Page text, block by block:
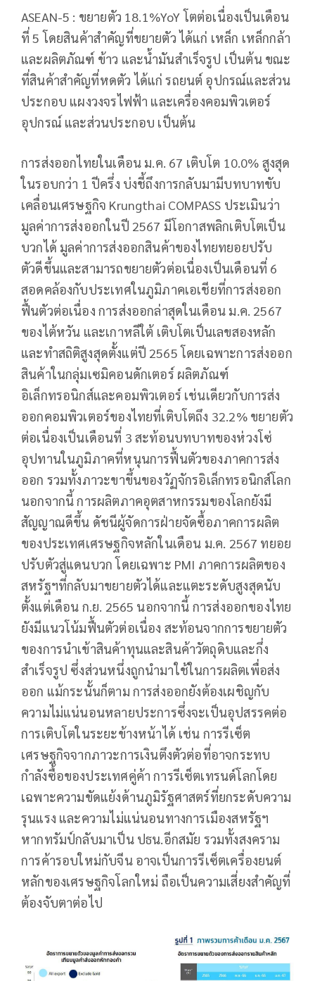
ASEAN-5 : ขยายตัว 18.1%YoY โตต่อเนื่องเป็นเดือน
ที่ 5 โดยสินค้าสำคัญที่ขยายตัว ได้แก่ เหล็ก เหล็กกล้า
และผลิตภัณฑ์ ข้าว และน้ำมันสำเร็จรูป เป็นต้น ขณะ
ที่สินค้าสำคัญที่หดตัว ได้แก่ รถยนต์ อุปกรณ์และส่วน
ประกอบ แผงวงจรไฟฟ้า และเครื่องคอมพิวเตอร์
อุปกรณ์ และส่วนประกอบ เป็นต้น
การส่งออกไทยในเดือน ม.ค. 67 เติบโต 10.0% สูงสุด
ในรอบกว่า 1 ปีครึ่ง บ่งชี้ถึงการกลับมามีบทบาทขับ
เคลื่อนเศรษฐกิจ Krungthai COMPASS ประเมินว่า
มูลค่าการส่งออกในปี 2567 มีโอกาสพลิกเติบโตเป็น
บวกได้ มูลค่าการส่งออกสินค้าของไทยทยอยปรับ
ตัวดีขึ้นและสามารถขยายตัวต่อเนื่องเป็นเดือนที่ 6
สอดคล้องกับประเทศในภูมิภาคเอเชียที่การส่งออก
ฟื้นตัวต่อเนื่อง การส่งออกล่าสุดในเดือน ม.ค. 2567
ของไต้หวัน และเกาหลีใต้ เติบโตเป็นเลขสองหลัก
และทำสถิติสูงสุดตั้งแต่ปี 2565 โดยเฉพาะการส่งออก
สินค้าในกลุ่มเซมิคอนดักเตอร์ ผลิตภัณฑ์
อิเล็กทรอนิกส์และคอมพิวเตอร์ เช่นเดียวกับการส่ง
ออกคอมพิวเตอร์ของไทยที่เติบโตถึง 32.2% ขยายตัว
ต่อเนื่องเป็นเดือนที่ 3 สะท้อนบทบาทของห่วงโซ่
อุปทานในภูมิภาคที่หนุนการฟื้นตัวของภาคการส่ง
ออก รวมทั้งภาวะขาขึ้นของวัฏจักรอิเล็กทรอนิกส์โลก
นอกจากนี้ การผลิตภาคอุตสาหกรรมของโลกยังมี
สัญญาณดีขึ้น ดัชนีผู้จัดการฝ่ายจัดซื้อภาคการผลิต
ของประเทศเศรษฐกิจหลักในเดือน ม.ค. 2567 ทยอย
ปรับตัวสู่แดนบวก โดยเฉพาะ PMI ภาคการผลิตของ
สหรัฐฯที่กลับมาขยายตัวได้และแตะระดับสูงสุดนับ
ตั้งแต่เดือน ก.ย. 2565 นอกจากนี้ การส่งออกของไทย
ยังมีแนวโน้มฟื้นตัวต่อเนื่อง สะท้อนจากการขยายตัว
ของการนำเข้าสินค้าทุนและสินค้าวัตถุดิบและกึ่ง
สำเร็จรูป ซึ่งส่วนหนึ่งถูกนำมาใช้ในการผลิตเพื่อส่ง
ออก แม้กระนั้นก็ตาม การส่งออกยังต้องเผชิญกับ
ความไม่แน่นอนหลายประการซึ่งจะเป็นอุปสรรคต่อ
การเติบโตในระยะข้างหน้าได้ เช่น การรีเซ็ต
เศรษฐกิจจากภาวะการเงินตึงตัวต่อที่อาจกระทบ
กำลังซื้อของประเทศคู่ค้า การรีเซ็ตเทรนด์โลกโดย
เฉพาะความขัดแย้งด้านภูมิรัฐศาสตร์ที่ยกระดับความ
รุนแรง และความไม่แน่นอนทางการเมืองสหรัฐฯ
หากทรัมป์กลับมาเป็น ปธน.อีกสมัย รวมทั้งสงคราม
การค้ารอบใหม่กับจีน อาจเป็นการรีเซ็ตเครื่องยนต์
หลักของเศรษฐกิจโลกใหม่ ถือเป็นความเสี่ยงสำคัญที่
ต้องจับตาต่อไป